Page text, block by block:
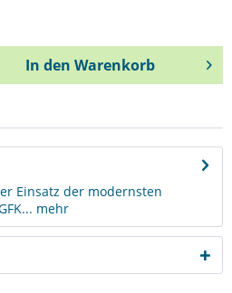
In den Warenkorb
Einsatz der modernsten
mehr